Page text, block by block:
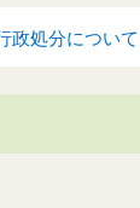
政処分について